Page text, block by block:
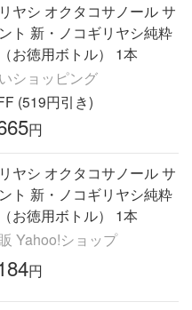
ヤシ オクタコサノール サ
ト 新・ノコギリヤシ純粋
お徳用ボトル） 1本
ショッピング
(519円引き)
円
ヤシ オクタコサノール サ
ト 新・ノコギリヤシ純粋
お徳用ボトル） 1本
Yahoo!ショップ
円